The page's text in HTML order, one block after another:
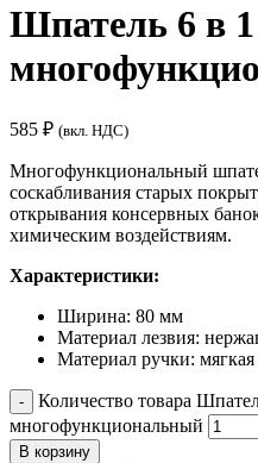
Шпатель 6 в
585 ₽ (вкл. НДС)
Многофункциональный
соскабливания старых
открывания консервных
химическим воздействиям.
Характеристики:
Ширина: 80 мм
Материал лезвия:
Материал ручки: мягкая
Количество товара
многофункциональный
В корзину